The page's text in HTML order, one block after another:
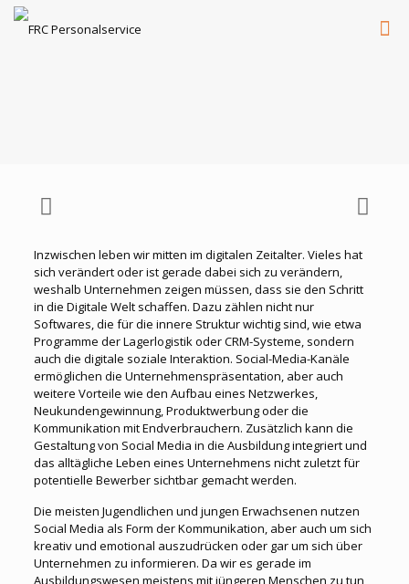
Inzwischen leben wir mitten im digitalen Zeitalter. Vieles hat
sich verändert oder ist gerade dabei sich zu verändern,
weshalb Unternehmen zeigen müssen, dass sie den Schritt
in die Digitale Welt schaffen. Dazu zählen nicht nur
Softwares, die für die innere Struktur wichtig sind, wie etwa
Programme der Lagerlogistik oder CRM-Systeme, sondern
auch die digitale soziale Interaktion. Social-Media-Kanäle
ermöglichen die Unternehmenspräsentation, aber auch
weitere Vorteile wie den Aufbau eines Netzwerkes,
Neukundengewinnung, Produktwerbung oder die
Kommunikation mit Endverbrauchern. Zusätzlich kann die
Gestaltung von Social Media in die Ausbildung integriert und
das alltägliche Leben eines Unternehmens nicht zuletzt für
potentielle Bewerber sichtbar gemacht werden.
Die meisten Jugendlichen und jungen Erwachsenen nutzen
Social Media als Form der Kommunikation, aber auch um sich
kreativ und emotional auszudrücken oder gar um sich über
Unternehmen zu informieren. Da wir es gerade im
Ausbildungswesen meistens mit jüngeren Menschen zu tun